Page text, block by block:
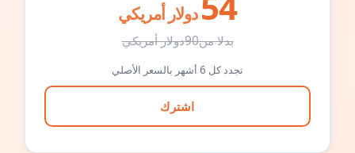
دولار أمريكي
بدلا من90دولار أمريكي
تجدد كل 6 أشهر بالسعر الأصلي
اشترك